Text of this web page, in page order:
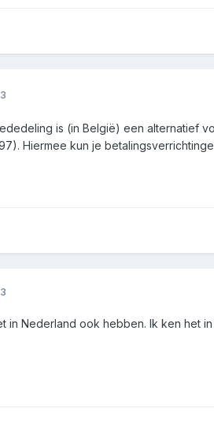
is (in België) een alternatief
Hiermee kun je
in Nederland ook hebben. Ik ken het